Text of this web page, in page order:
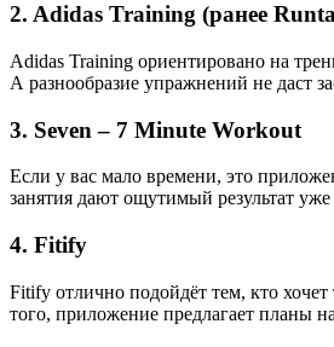
2. Adidas Training (ранее
Adidas Training ориентировано на
А разнообразие упражнений не даст
3. Seven – 7 Minute Workout
Если у вас мало времени, это
занятия дают ощутимый результат
4. Fitify
Fitify отлично подойдёт тем, кто
того, приложение предлагает планы